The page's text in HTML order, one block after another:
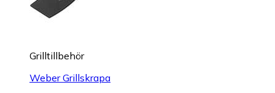
Grilltillbehör
Weber Grillskrapa